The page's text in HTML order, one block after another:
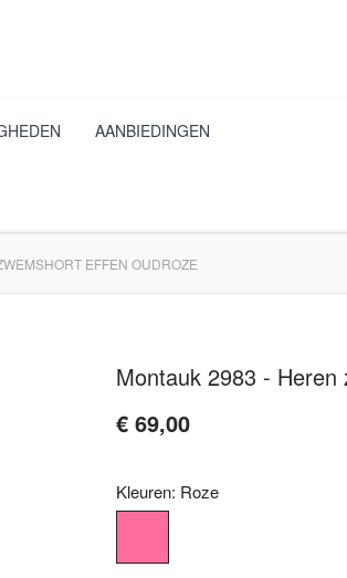
AANBIEDINGEN
EFFEN OUDROZE
Montauk 2983 -
€ 69,00
Kleuren: Roze